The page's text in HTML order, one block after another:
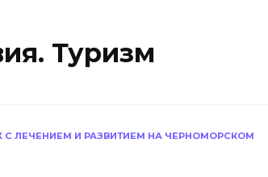
Туризм
ЛЕЧЕНИЕМ И РАЗВИТИЕМ НА ЧЕРНОМОРСКОМ